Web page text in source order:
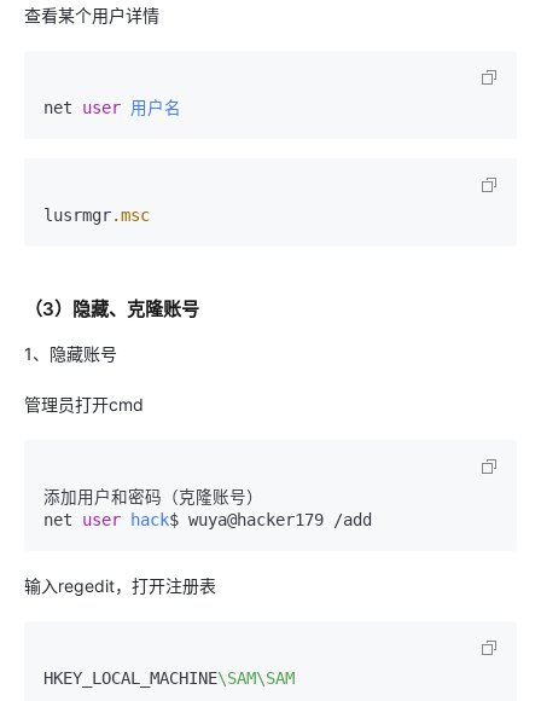
查看某个用户详情
net user
lusrmgr.msc
（3）隐藏、克隆账号
1、隐藏账号
管理员打开cmd
添加用户和密码（克隆账号）
net user hack
输入regedit，打开注册表
HKEY_LOCAL_MACHINE\SAM\SAM